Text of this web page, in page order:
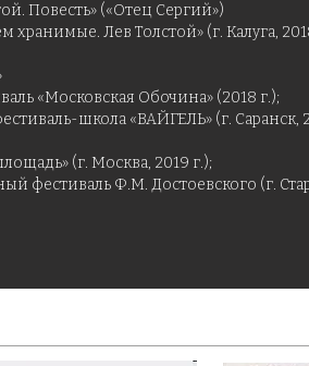
Повесть» («Отец Сергий»)
хранимые. Лев Толстой» (г. Калуга,
«Московская Обочина» (2018 г.);
школа «ВАЙГЕЛЬ» (г. Саранск,
(г. Москва, 2019 г.);
фестиваль Ф.М. Достоевского (г.